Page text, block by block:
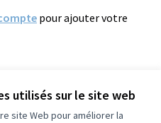
utilisés sur le site web
site Web pour améliorer la
pour ajouter votre
2022-09-659
numérique